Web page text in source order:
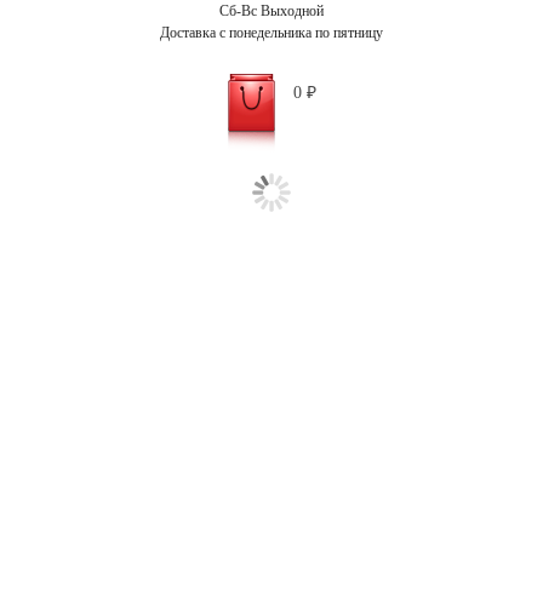
Сб-Вс Выходной
Доставка с понедельника по пятницу
0 ₽